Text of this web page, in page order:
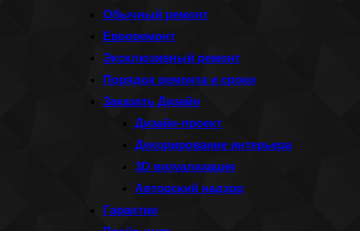
Обычный ремонт
Евроремонт
Эксклюзивный ремонт
Порядок ремонта и сроки
Заказать Дизайн
Дизайн-проект
Декорирование интерьера
3D визуализация
Авторский надзор
Гарантии